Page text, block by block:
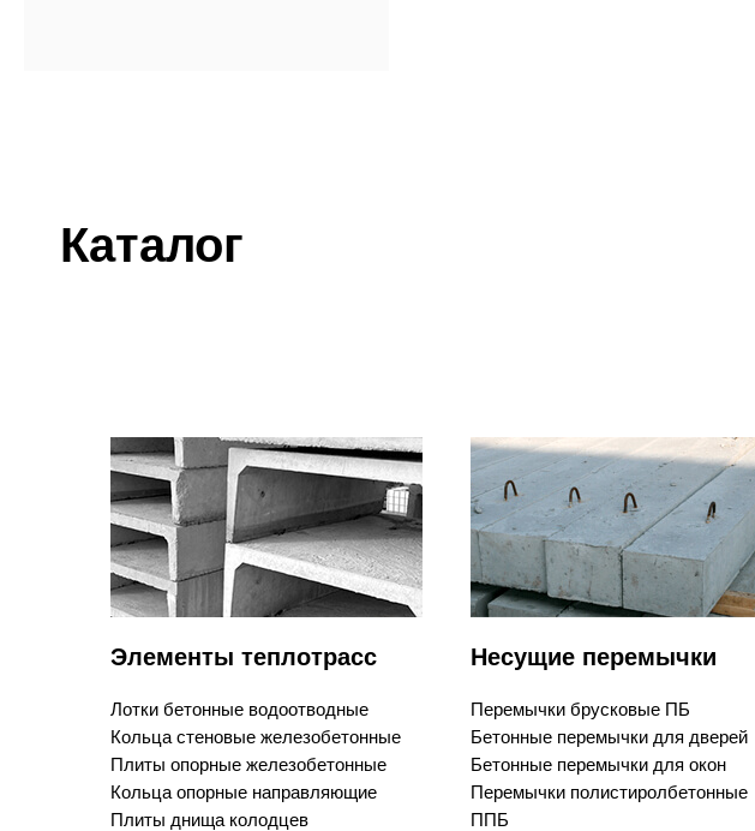
Каталог
Элементы теплотрасс
Лотки бетонные водоотводные
Кольца стеновые железобетонные
Плиты опорные железобетонные
Кольца опорные направляющие
Плиты днища колодцев
Несущие перемычки
Перемычки брусковые ПБ
Бетонные перемычки для дверей
Бетонные перемычки для окон
Перемычки полистиролбетонные
ППБ